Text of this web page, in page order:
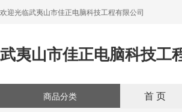
欢迎光临武夷山市佳正电脑科技工程有限公司
武夷山市佳正电脑科技工
商品分类 首 页